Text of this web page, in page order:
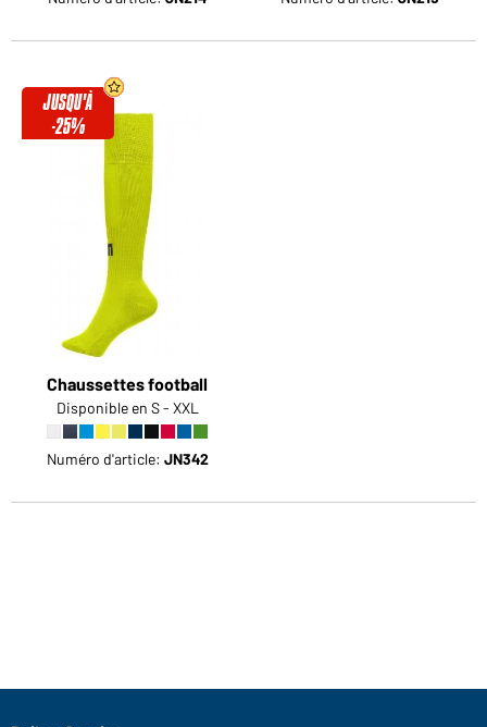
JUSQU'À
-25%
Chaussettes football
Disponible en S - XXL
Numéro d'article: JN342